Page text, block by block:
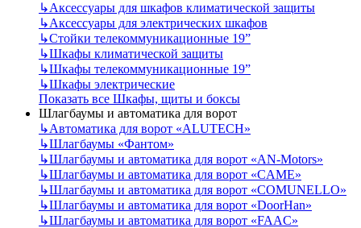
↳Аксессуары для шкафов климатической защиты
↳Аксессуары для электрических шкафов
↳Стойки телекоммуникационные 19”
↳Шкафы климатической защиты
↳Шкафы телекоммуникационные 19”
↳Шкафы электрические
Показать все Шкафы, щиты и боксы
Шлагбаумы и автоматика для ворот
↳Автоматика для ворот «ALUTECH»
↳Шлагбаумы «Фантом»
↳Шлагбаумы и автоматика для ворот «AN-Motors»
↳Шлагбаумы и автоматика для ворот «CAME»
↳Шлагбаумы и автоматика для ворот «COMUNELLO»
↳Шлагбаумы и автоматика для ворот «DoorHan»
↳Шлагбаумы и автоматика для ворот «FAAC»